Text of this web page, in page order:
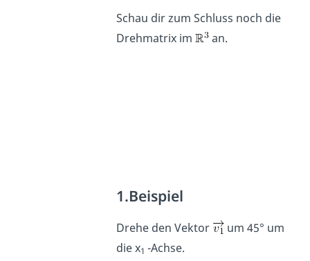
Schau dir zum Schluss noch die
Drehmatrix im
an.
1.Beispiel
Drehe den Vektor
um 45° um
die x1 -Achse.